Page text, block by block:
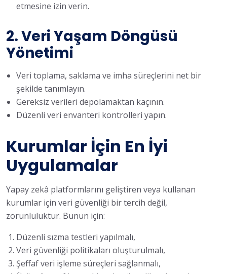
etmesine izin verin.
2. Veri Yaşam Döngüsü
Yönetimi
Veri toplama, saklama ve imha süreçlerini net bir
şekilde tanımlayın.
Gereksiz verileri depolamaktan kaçının.
Düzenli veri envanteri kontrolleri yapın.
Kurumlar İçin En İyi
Uygulamalar
Yapay zekâ platformlarını geliştiren veya kullanan
kurumlar için veri güvenliği bir tercih değil,
zorunluluktur. Bunun için:
Düzenli sızma testleri yapılmalı,
Veri güvenliği politikaları oluşturulmalı,
Şeffaf veri işleme süreçleri sağlanmalı,